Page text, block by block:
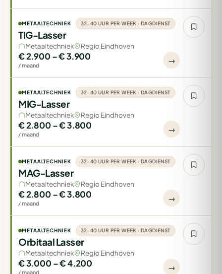
METAALTECHNIEK 32-40 UUR PER WEEK · DAGDIENST
TIG-Lasser
Metaaltechniek Regio Eindhoven
€ 2.900 – € 3.900
/ maand
→
METAALTECHNIEK 32-40 UUR PER WEEK · DAGDIENST
MIG-Lasser
Metaaltechniek Regio Eindhoven
€ 2.800 – € 3.800
/ maand
→
METAALTECHNIEK 32-40 UUR PER WEEK · DAGDIENST
MAG-Lasser
Metaaltechniek Regio Eindhoven
€ 2.800 – € 3.800
/ maand
→
METAALTECHNIEK 32-40 UUR PER WEEK · DAGDIENST
Orbitaal Lasser
Metaaltechniek Regio Eindhoven
€ 3.000 – € 4.200
/ maand
→